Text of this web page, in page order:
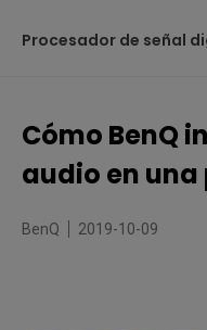
Procesador de señal
delgada
¿Por qué los sistemas
baja calidad?
Cómo BenQ
audio en
BenQ 2019-10-09